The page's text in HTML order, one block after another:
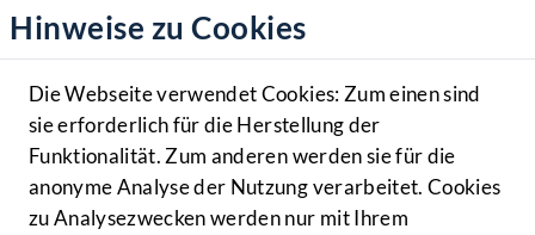
Hilfe
Benutzer
Navigationsmenü öffnen
MENÜ
Hinweise zu Cookies
Die Webseite verwendet Cookies: Zum einen sind
sie erforderlich für die Herstellung der
Funktionalität. Zum anderen werden sie für die
anonyme Analyse der Nutzung verarbeitet. Cookies
zu Analysezwecken werden nur mit Ihrem